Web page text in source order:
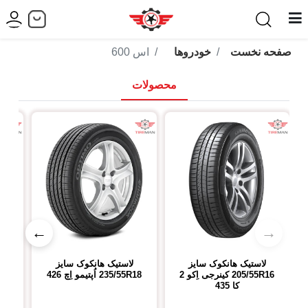
صفحه نخست خودروها اس 600
محصولات
→
←
لاستیک هانکوک سایز
205/55R16
کینرجی اِکو 2
کا 435
لاستیک هانکوک سایز
235/55R18 اُپتیمو اِچ 426